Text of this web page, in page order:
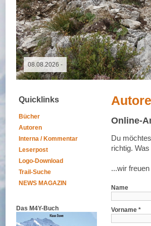
09.05.2026 - GutsMuths-Rennsteiglauf
Quicklinks
Bücher
Autoren
Interna / Kommentar
Leserpost
Logo-Download
Trail-Suche
NEWS MAGAZIN
Das M4Y-Buch
Online-
Du
richtig.
...wir
Name
Vorname *